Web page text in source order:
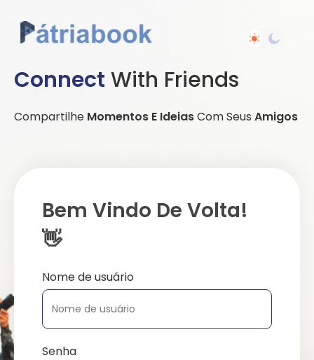
Connect With Friends
Compartilhe Momentos E IdeiasCom Seus Amigos
Bem Vindo De Volta!
👋
Nome de usuário
Senha